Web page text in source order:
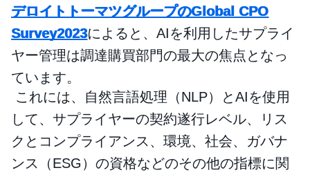
デロイトトーマツグループのGlobal CPO
Survey2023によると、AIを利用したサプライ
ヤー管理は調達購買部門の最大の焦点となっ
ています。
これには、自然言語処理（NLP）とAIを使用
して、サプライヤーの契約遂行レベル、リス
クとコンプライアンス、環境、社会、ガバナ
ンス（ESG）の資格などのその他の指標に関